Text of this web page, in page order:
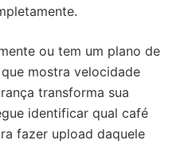
ou tem um plano de
mostra velocidade
transforma sua
identificar qual café
fazer upload daquele